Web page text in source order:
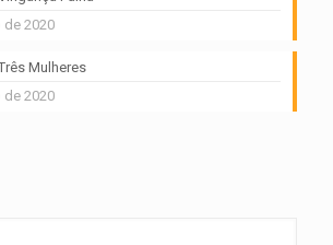
de 2020
Mulheres
de 2020